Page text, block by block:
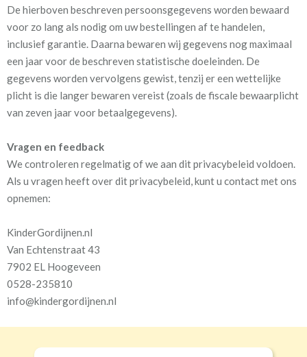
De hierboven beschreven persoonsgegevens worden bewaard
voor zo lang als nodig om uw bestellingen af te handelen,
inclusief garantie. Daarna bewaren wij gegevens nog maximaal
een jaar voor de beschreven statistische doeleinden. De
gegevens worden vervolgens gewist, tenzij er een wettelijke
plicht is die langer bewaren vereist (zoals de fiscale bewaarplicht
van zeven jaar voor betaalgegevens).
Vragen en feedback
We controleren regelmatig of we aan dit privacybeleid voldoen.
Als u vragen heeft over dit privacybeleid, kunt u contact met ons
opnemen:
KinderGordijnen.nl
Van Echtenstraat 43
7902 EL Hoogeveen
0528-235810
info@kindergordijnen.nl